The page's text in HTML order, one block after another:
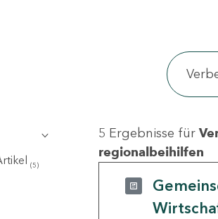
(5)
5 Ergebnisse für
regionalbeihilfen